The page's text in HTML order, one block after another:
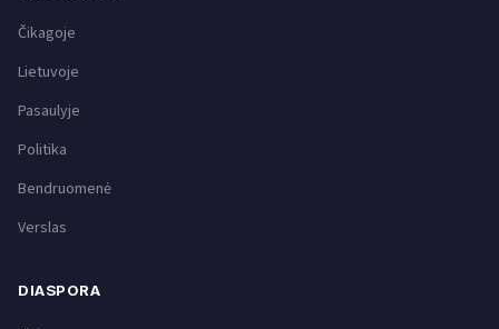
Čikagoje
Lietuvoje
Pasaulyje
Politika
Bendruomenė
Verslas
DIASPORA